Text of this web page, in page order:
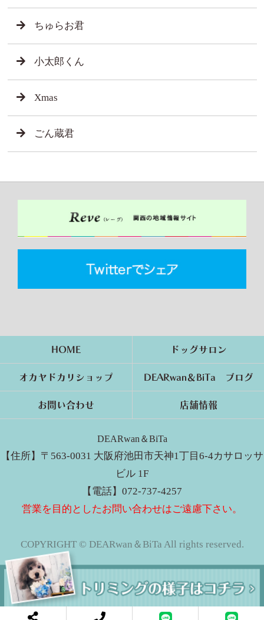
ちゅらお君
小太郎くん
Xmas
ごん蔵君
HOME ドッグサロン
オカヤドカリショップ DEARwan＆BiTa ブログ
お問い合わせ 店舗情報
DEARwan＆BiTa
【住所】〒563-0031 大阪府池田市天神1丁目6-4カサロッサ
ビル 1F
【電話】072-737-4257
営業を目的としたお問い合わせはご遠慮下さい。
COPYRIGHT © DEARwan＆BiTa All rights reserved.